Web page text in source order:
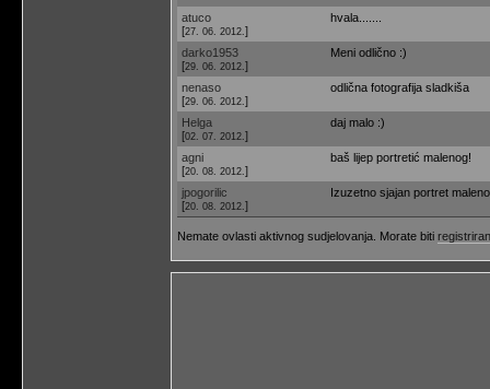
atuco
[27. 06. 2012. ]
hvala.......
darko1953
[29. 06. 2012. ]
Meni odlično :)
nenaso
[29. 06. 2012. ]
odlična fotografija sladkiša
Helga
[02. 07. 2012. ]
daj malo :)
agni
[20. 08. 2012. ]
baš lijep portretić malenog!
jpogorilic
[20. 08. 2012. ]
Izuzetno sjajan portret
Nemate ovlasti aktivnog sudjelovanja. Morate biti